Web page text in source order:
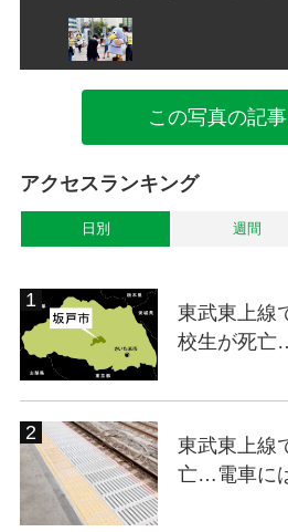
この写真の記
アクセスランキング
日別 週間
東武東上
校生が死亡
東武東上
亡…電車に